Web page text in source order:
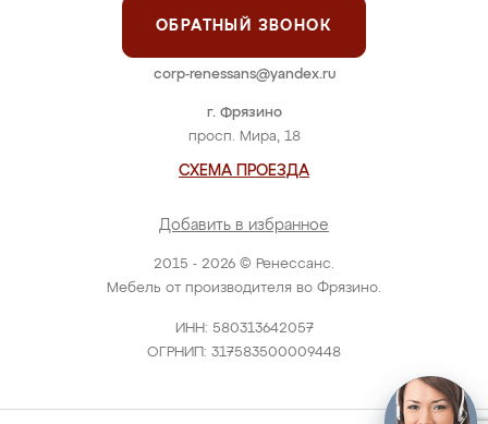
2015 - 2026 © Ренессанс.
Мебель от производителя во Фрязино.
ИНН: 580313642057
ОГРНИП: 317583500009448
г. Фрязино
просп. Мира, 18
СХЕМА ПРОЕЗДА
Добавить в избранное
ОБРАТНЫЙ ЗВОНОК
corp-renessans@yandex.ru